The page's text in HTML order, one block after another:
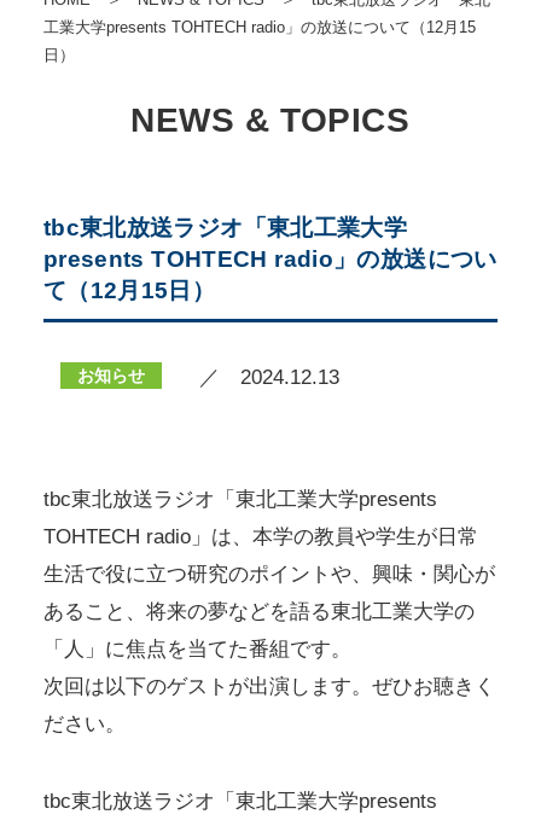
工業大学presents TOHTECH radio」の放送について（12月15
日）
NEWS & TOPICS
tbc東北放送ラジオ「東北工業大学
presents TOHTECH radio」の放送につい
て（12月15日）
お知らせ ／ 2024.12.13
tbc東北放送ラジオ「東北工業大学presents
TOHTECH radio」は、本学の教員や学生が日常
生活で役に立つ研究のポイントや、興味・関心が
あること、将来の夢などを語る東北工業大学の
「人」に焦点を当てた番組です。
次回は以下のゲストが出演します。ぜひお聴きく
ださい。
tbc東北放送ラジオ「東北工業大学presents